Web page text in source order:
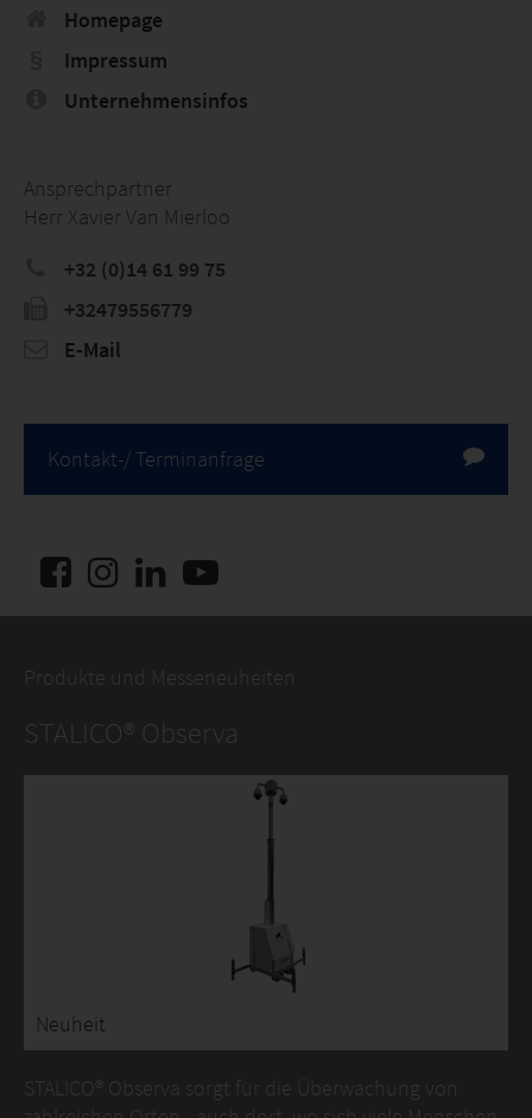
Homepage
Impressum
Unternehmensinfos
Ansprechpartner
Herr Xavier Van Mierloo
+32 (0)14 61 99 75
+32479556779
E-Mail
Kontakt-/ Terminanfrage
Produkte und Messeneuheiten
STALICO® Observa
Neuheit
STALICO® Observa sorgt für die Überwachung von